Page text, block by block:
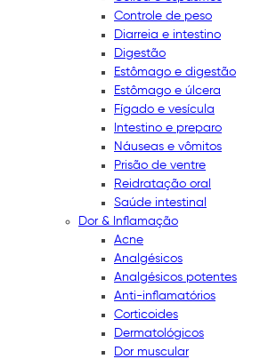
Controle de peso
Diarreia e intestino
Digestão
Estômago e digestão
Estômago e úlcera
Fígado e vesícula
Intestino e preparo
Náuseas e vômitos
Prisão de ventre
Reidratação oral
Saúde intestinal
Dor & Inflamação
Acne
Analgésicos
Analgésicos potentes
Anti-inflamatórios
Corticoides
Dermatológicos
Dor muscular